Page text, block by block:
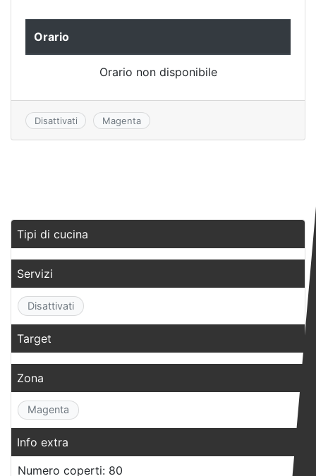
c
e
b
o
k
itt er at
A
p
p
n
kl
a
s
y
e
m
r
n
vi
Orario
Orario non disponibile
Disattivati Magenta
Tipi di cucina
Servizi
Disattivati
Target
Zona
Magenta
Info extra
Numero coperti: 80